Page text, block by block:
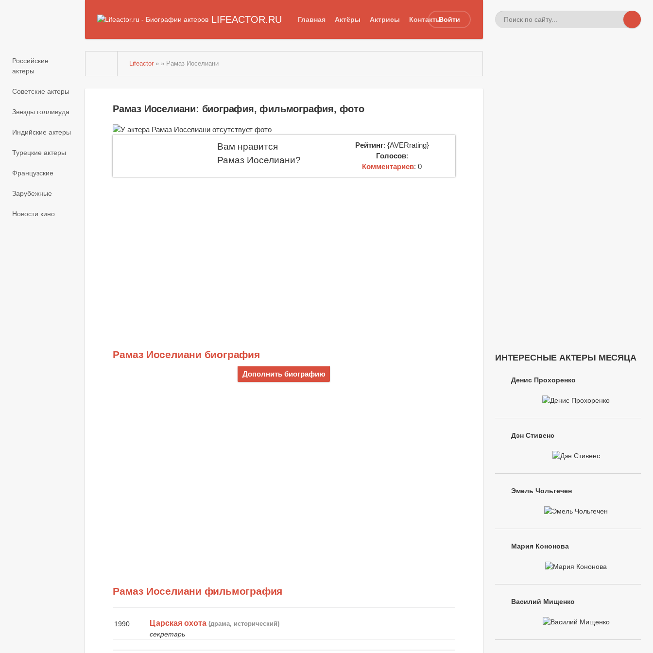
LIFEACTOR.RU Главная Актёры Актрисы КонтактыВойти
Российские
актеры
Советские актеры
Звезды голливуда
Индийские актеры
Турецкие актеры
Французские
Зарубежные
Новости кино
Lifeactor » » Рамаз Иоселиани
Рамаз Иоселиани: биография, фильмография, фото
Вам нравится
Рамаз Иоселиани?
Рейтинг: {AVERrating}
Голосов:
Комментариев: 0
Рамаз Иоселиани биография
Дополнить биографию
Рамаз Иоселиани фильмография
1990 Царская охота (драма, исторический)
секретарь
ИНТЕРЕСНЫЕ АКТЕРЫ МЕСЯЦА
Денис Прохоренко
Дэн Стивенс
Эмель Чольгечен
Мария Кононова
Василий Мищенко